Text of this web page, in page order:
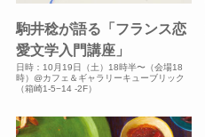
駒井稔が語る「フランス恋
愛文学入門講座」
日時：10月19日（土）18時半〜（会場18
時）@カフェ＆ギャラリーキューブリック
（箱崎1-5−14 -2F）